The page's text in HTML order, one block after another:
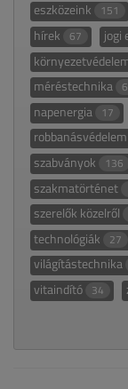
eszközeink 151
hírek 67 jogi
méréstechnika
napenergia 17
robbanásvédelem
szabványok 136
szakmatörténet
szerelők közelről
technológiák 27
világítástechnika
vitaindító 34